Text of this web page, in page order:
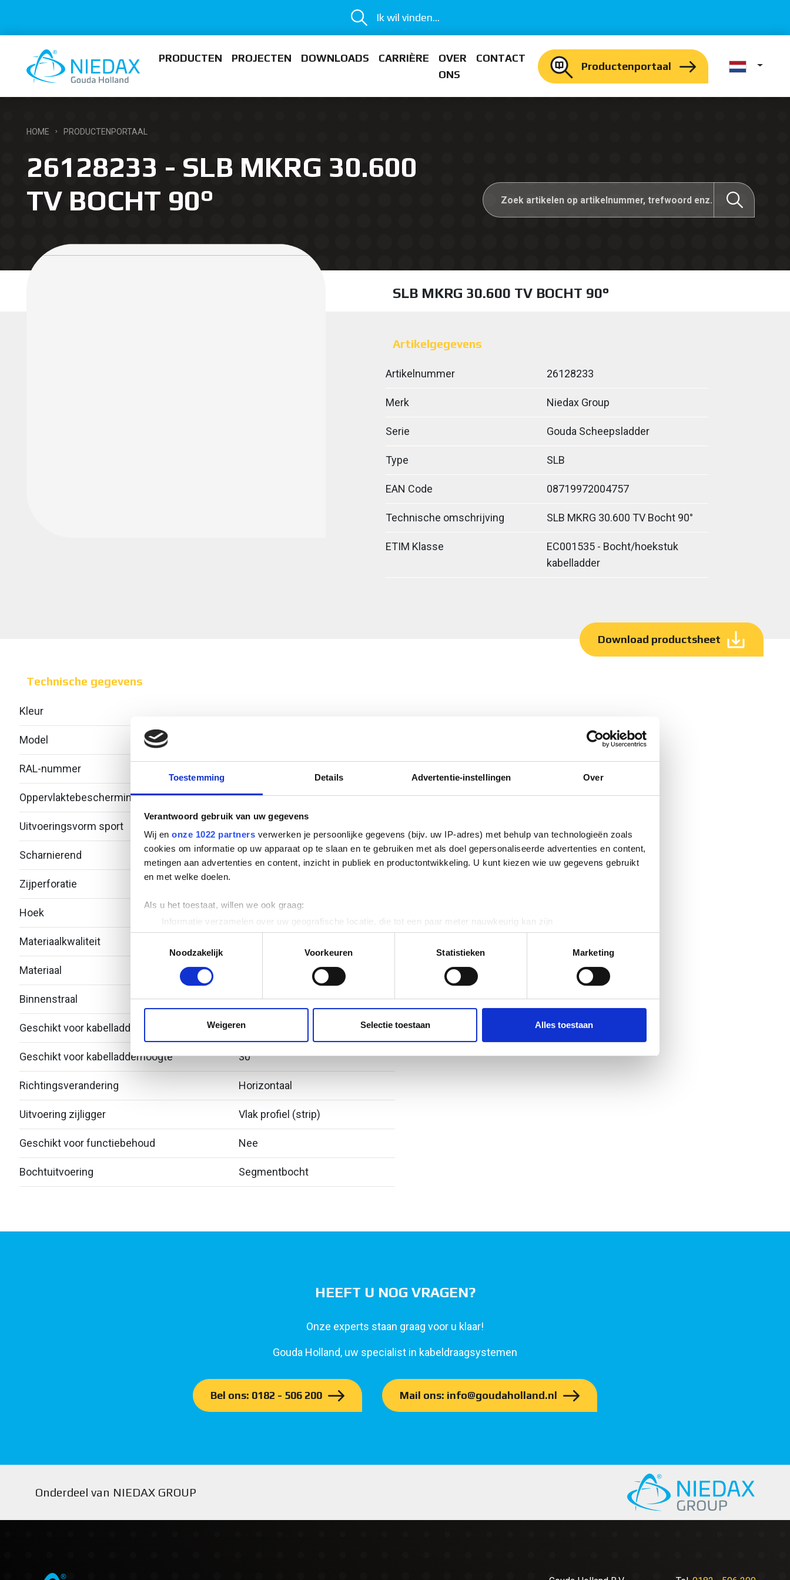
Toestemming Details Advertentie-instellingen Over
Verantwoord gebruik van uw gegevens
Wij en onze 1022 partners verwerken je persoonlijke gegevens (bijv. uw IP-adres) met behulp van technologieën zoals
cookies om informatie op uw apparaat op te slaan en te gebruiken met als doel gepersonaliseerde advertenties en content,
metingen aan advertenties en content, inzicht in publiek en productontwikkeling. U kunt kiezen wie uw gegevens gebruikt
en met welke doelen.
Als u het toestaat, willen we ook graag:
Informatie verzamelen over uw geografische locatie, die tot een paar meter nauwkeurig kan zijn
Uw apparaat identificeren door het actief te scannen op specifieke eigenschappen (fingerprinting)
Lees meer over hoe uw persoonlijke gegevens worden verwerkt en stel uw voorkeuren in het
detailgedeeltein. U kunt uw
toestemming op elk moment wijzigen of intrekken in de Cookieverklaring.
websiteverkeer te analyseren. Ook delen we informatie over uw gebruik van onze site met onze partners voor social
media, adverteren en analyse. Deze partners kunnen deze gegevens combineren met andere informatie die u aan ze heeft
Noodzakelijk
Voorkeuren Statistieken Marketing
Weigeren Selectie toestaan Alles toestaan
Ik wil vinden...
PRODUCTEN PROJECTEN DOWNLOADS CARRIÈRE
OVER
ONS
CONTACT
Productenportaal
HOME PRODUCTENPORTAAL
26128233 - SLB MKRG 30.600
TV BOCHT 90°
SLB MKRG 30.600 TV BOCHT 90°
Artikelgegevens
Artikelnummer 26128233
Merk Niedax Group
Serie Gouda Scheepsladder
Type SLB
EAN Code 08719972004757
Technische omschrijving SLB MKRG 30.600 TV Bocht 90°
ETIM Klasse
EC001535 - Bocht/hoekstuk
kabelladder
Download productsheet
Technische gegevens
Kleur
Model
RAL-nummer
Oppervlaktebescherming Thermisch verzinkt (Hot-dip)
Uitvoeringsvorm sport
Scharnierend Nee
Zijperforatie
Hoek
Materiaalkwaliteit
Materiaal
Binnenstraal 100
Geschikt voor kabelladderbreedte 600
Geschikt voor kabelladderhoogte 30
Richtingsverandering Horizontaal
Uitvoering zijligger Vlak profiel (strip)
Geschikt voor functiebehoud Nee
Bochtuitvoering Segmentbocht
HEEFT U NOG VRAGEN?
Onze experts staan graag voor u klaar!
Gouda Holland, uw specialist in kabeldraagsystemen
Bel ons: 0182 - 506 200 Mail ons: info@goudaholland.nl
Onderdeel van NIEDAX GROUP